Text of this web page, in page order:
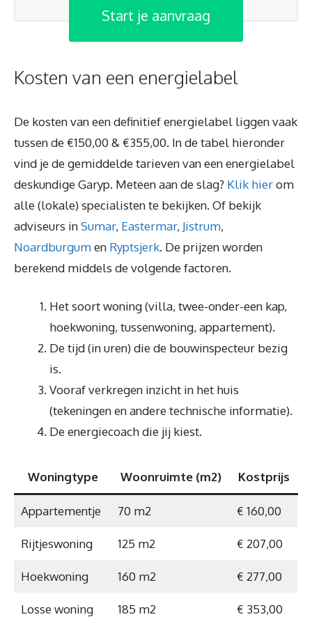
Start je aanvraag
Kosten van een energielabel
De kosten van een definitief energielabel liggen vaak
tussen de €150,00 & €355,00. In de tabel hieronder
vind je de gemiddelde tarieven van een energielabel
deskundige Garyp. Meteen aan de slag? Klik hierom
alle (lokale) specialisten te bekijken. Of bekijk
adviseurs inSumar, Eastermar, Jistrum,
Noardburgumen Ryptsjerk. De prijzen worden
berekend middels de volgende factoren.
Het soort woning (villa, twee-onder-een kap,
hoekwoning, tussenwoning, appartement).
De tijd (in uren) die de bouwinspecteur bezig
is.
Vooraf verkregen inzicht in het huis
(tekeningen en andere technische informatie).
De energiecoach die jij kiest.
Woningtype Woonruimte (m2) Kostprijs
Appartementje 70 m2 € 160,00
Rijtjeswoning 125 m2 € 207,00
Hoekwoning 160 m2 € 277,00
Losse woning 185 m2 € 353,00